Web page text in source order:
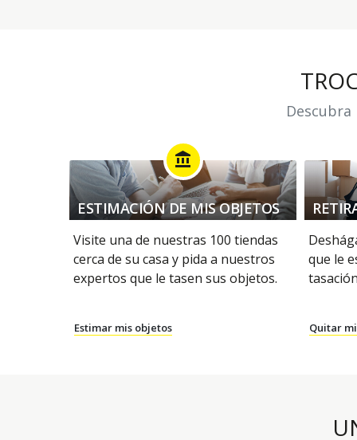
account_balance
ESTIMACIÓN DE MIS OBJETOS
Visite una de nuestras 100 tiendas
cerca de su casa y pida a nuestros
expertos que le tasen sus objetos.
Estimar mis objetos
que le
Quitar